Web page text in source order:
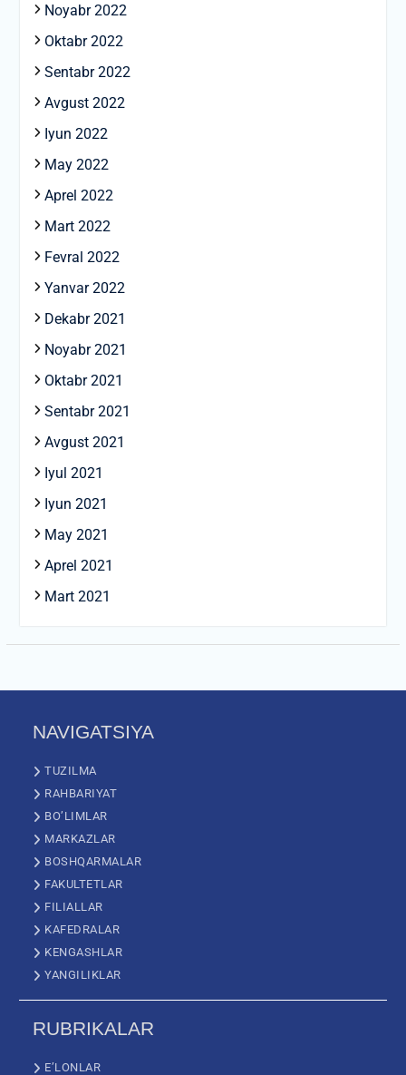
Noyabr 2022
Oktabr 2022
Sentabr 2022
Avgust 2022
Iyun 2022
May 2022
Aprel 2022
Mart 2022
Fevral 2022
Yanvar 2022
Dekabr 2021
Noyabr 2021
Oktabr 2021
Sentabr 2021
Avgust 2021
Iyul 2021
Iyun 2021
May 2021
Aprel 2021
Mart 2021
NAVIGATSIYA
TUZILMA
RAHBARIYAT
BO’LIMLAR
MARKAZLAR
BOSHQARMALAR
FAKULTETLAR
FILIALLAR
KAFEDRALAR
KENGASHLAR
YANGILIKLAR
RUBRIKALAR
E’LONLAR